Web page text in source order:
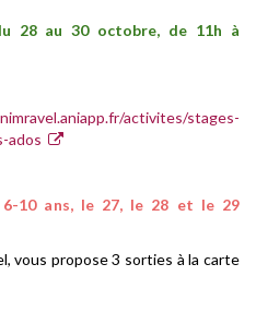
28 au 30 octobre, de 11h à
activites/stages-
ados
10 ans, le 27, le 28 et le 29
vous propose 3 sorties à la carte